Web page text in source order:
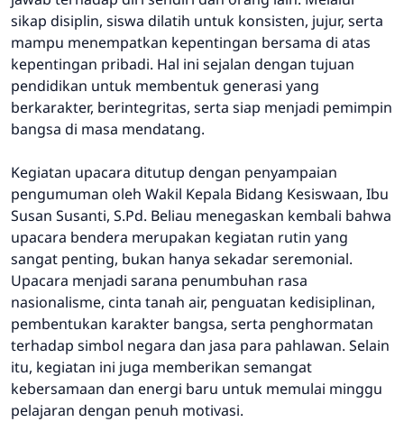
sikap disiplin, siswa dilatih untuk konsisten, jujur, serta
mampu menempatkan kepentingan bersama di atas
kepentingan pribadi. Hal ini sejalan dengan tujuan
pendidikan untuk membentuk generasi yang
berkarakter, berintegritas, serta siap menjadi pemimpin
bangsa di masa mendatang.
Kegiatan upacara ditutup dengan penyampaian
pengumuman oleh Wakil Kepala Bidang Kesiswaan, Ibu
Susan Susanti, S.Pd. Beliau menegaskan kembali bahwa
upacara bendera merupakan kegiatan rutin yang
sangat penting, bukan hanya sekadar seremonial.
Upacara menjadi sarana penumbuhan rasa
nasionalisme, cinta tanah air, penguatan kedisiplinan,
pembentukan karakter bangsa, serta penghormatan
terhadap simbol negara dan jasa para pahlawan. Selain
itu, kegiatan ini juga memberikan semangat
kebersamaan dan energi baru untuk memulai minggu
pelajaran dengan penuh motivasi.